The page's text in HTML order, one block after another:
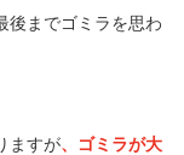
後までゴミラを思わ
ますが、ゴミラが大